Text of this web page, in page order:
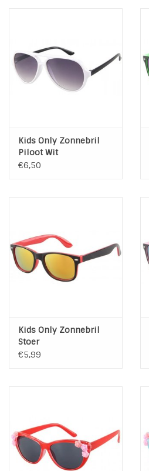
Kids Only Zonnebril
Piloot Wit
€6,50
Kids Only Zonnebril
Stoer
€5,99